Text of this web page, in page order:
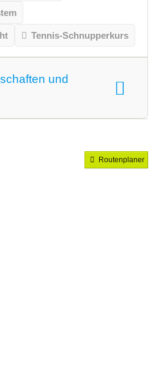
Tennis-Schnupperkurs
und
Routenplaner